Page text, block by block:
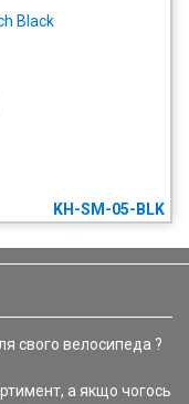
Black
KH-SM-05-BLK
свого велосипеда ?
а якщо чогось